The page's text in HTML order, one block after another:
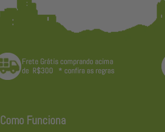
Como Funciona